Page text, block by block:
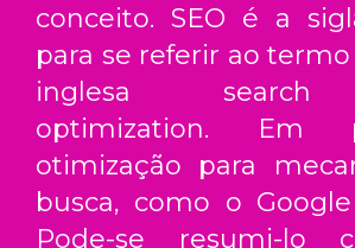
conceito. SEO é a
para se referir ao
inglesa search
optimization. Em
otimização para
busca, como o
Pode-se resumi-lo